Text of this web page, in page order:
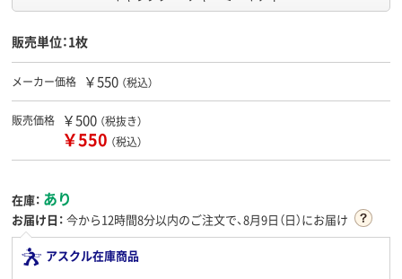
販売単位：1枚
メーカー価格 ￥550 （税込）
販売価格 ￥500 （税抜き）
￥550 （税込）
在庫： あり
お届け日： 今から12時間8分以内のご注文で、8月9日（日）にお届け
アスクル在庫商品